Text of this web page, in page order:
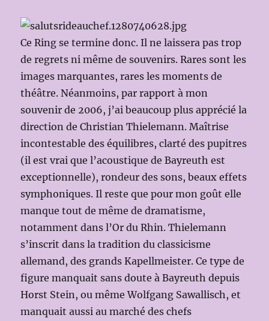
Ce Ring se termine donc. Il ne laissera pas trop
de regrets ni même de souvenirs. Rares sont les
images marquantes, rares les moments de
théâtre. Néanmoins, par rapport à mon
souvenir de 2006, j’ai beaucoup plus apprécié la
direction de Christian Thielemann. Maîtrise
incontestable des équilibres, clarté des pupitres
(il est vrai que l’acoustique de Bayreuth est
exceptionnelle), rondeur des sons, beaux effets
symphoniques. Il reste que pour mon goût elle
manque tout de même de dramatisme,
notamment dans l’Or du Rhin. Thielemann
s’inscrit dans la tradition du classicisme
allemand, des grands Kapellmeister. Ce type de
figure manquait sans doute à Bayreuth depuis
Horst Stein, ou même Wolfgang Sawallisch, et
manquait aussi au marché des chefs